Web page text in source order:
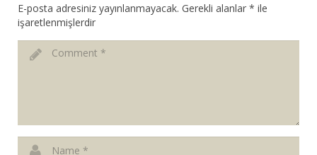
E-posta adresiniz yayınlanmayacak. Gerekli alanlar * ile
işaretlenmişlerdir